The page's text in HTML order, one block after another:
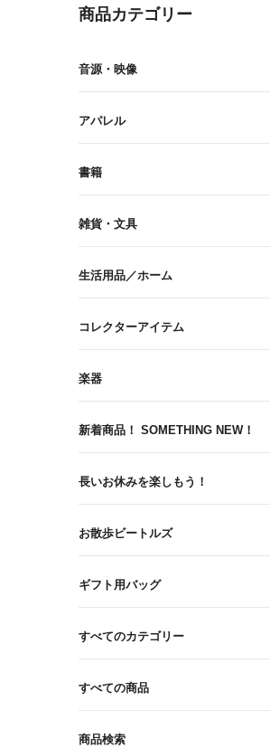
商品カテゴリー
音源・映像
アパレル
書籍
雑貨・文具
生活用品／ホーム
コレクターアイテム
楽器
新着商品！ SOMETHING NEW！
長いお休みを楽しもう！
お散歩ビートルズ
ギフト用バッグ
すべてのカテゴリー
すべての商品
商品検索